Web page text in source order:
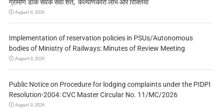
ग्रामीण डाक सेवक सेवा शर्तें, कल्याणकारी लाभ और रिक्तियां
August 9, 2026
Implementation of reservation policies in PSUs/Autonomous
bodies of Ministry of Railways: Minutes of Review Meeting
August 9, 2026
Public Notice on Procedure for lodging complaints under the PIDPI
Resolution-2004: CVC Master Circular No. 11/MC/2026
August 9, 2026